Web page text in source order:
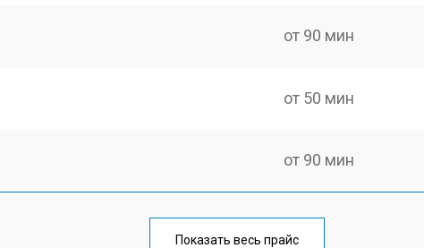
от 90 мин
от 50 мин
от 90 мин
от 50 мин
Показать весь прайс